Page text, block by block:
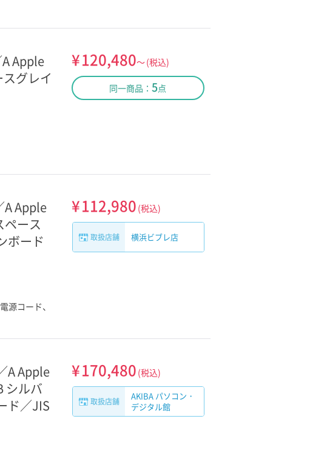
Apple
グレイ
¥120,480～(税込)
同一商品：5点
A Apple
ペース
ボード
源コード、
¥112,980 (税込)
取扱店舗 横浜ビブレ店
A Apple
シルバ
ド／JIS
¥170,480 (税込)
取扱店舗
AKIBA パソコン・
デジタル館